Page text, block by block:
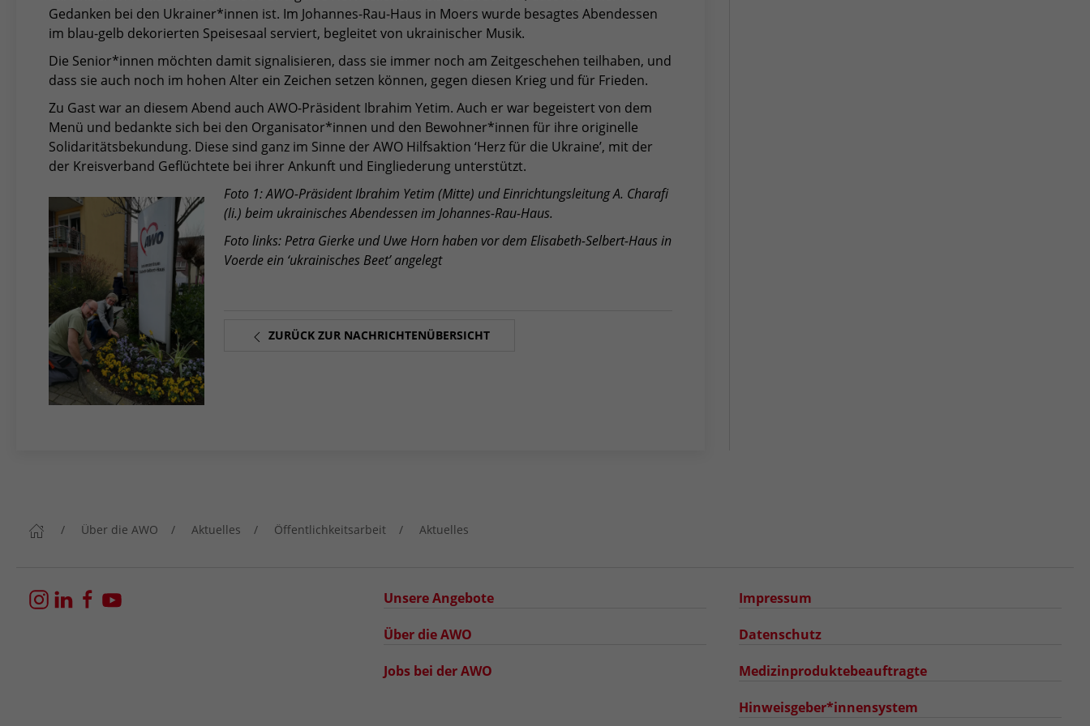
Gedanken bei den Ukrainer*innen ist. Im Johannes-Rau-Haus in Moers wurde besagtes Abendessen
im blau-gelb dekorierten Speisesaal serviert, begleitet von ukrainischer Musik.
Die Senior*innen möchten damit signalisieren, dass sie immer noch am Zeitgeschehen teilhaben, und
dass sie auch noch im hohen Alter ein Zeichen setzen können, gegen diesen Krieg und für Frieden.
Zu Gast war an diesem Abend auch AWO-Präsident Ibrahim Yetim. Auch er war begeistert von dem
Menü und bedankte sich bei den Organisator*innen und den Bewohner*innen für ihre originelle
Solidaritätsbekundung. Diese sind ganz im Sinne der AWO Hilfsaktion ‘Herz für die Ukraine’, mit der
der Kreisverband Geflüchtete bei ihrer Ankunft und Eingliederung unterstützt.
Foto 1: AWO-Präsident Ibrahim Yetim (Mitte) und Einrichtungsleitung A. Charafi
(li.) beim ukrainisches Abendessen im Johannes-Rau-Haus.
Foto links: Petra Gierke und Uwe Horn haben vor dem Elisabeth-Selbert-Haus in
Voerde ein ‘ukrainisches Beet’ angelegt
ZURÜCK ZUR NACHRICHTENÜBERSICHT
Über die AWO Aktuelles Öffentlichkeitsarbeit Aktuelles
Unsere Angebote
Über die AWO
Jobs bei der AWO
Impressum
Datenschutz
Medizinproduktebeauftragte
Hinweisgeber*innensystem